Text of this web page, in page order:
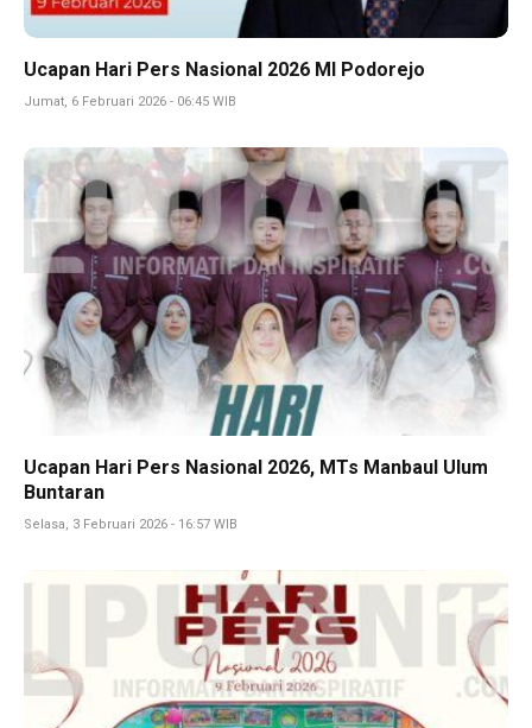
Ucapan Hari Pers Nasional 2026 MI Podorejo
Jumat, 6 Februari 2026 - 06:45 WIB
Ucapan Hari Pers Nasional 2026, MTs Manbaul Ulum
Buntaran
Selasa, 3 Februari 2026 - 16:57 WIB